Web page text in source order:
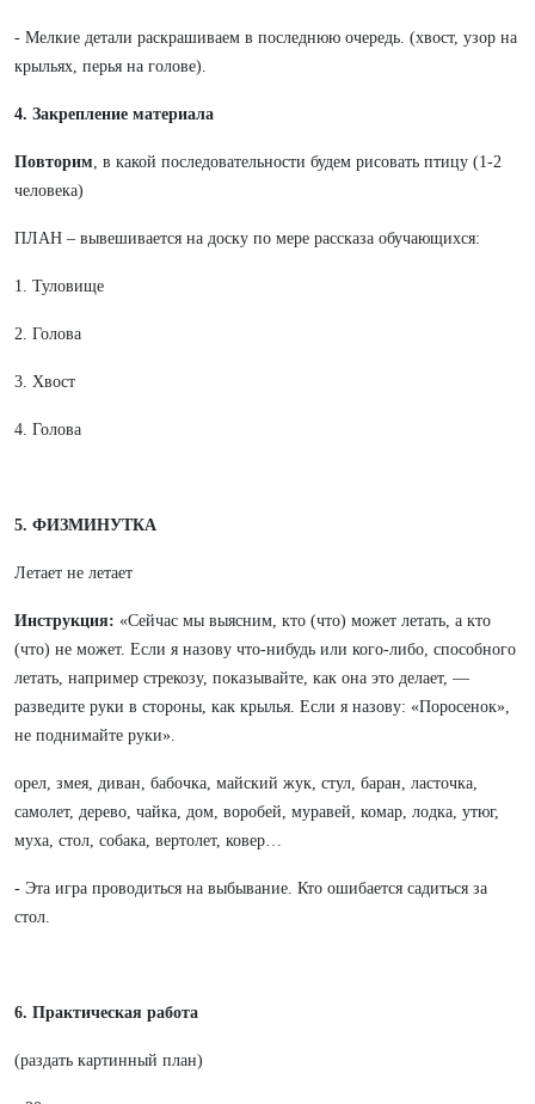
- Мелкие детали раскрашиваем в последнюю очередь. (хвост, узор на
крыльях, перья на голове).
4. Закрепление материала
Повторим, в какой последовательности будем рисовать птицу (1-2
человека)
ПЛАН – вывешивается на доску по мере рассказа обучающихся:
1. Туловище
2. Голова
3. Хвост
4. Голова
5. ФИЗМИНУТКА
Летает не летает
Инструкция: «Сейчас мы выясним, кто (что) может летать, а кто
(что) не может. Если я назову что-нибудь или кого-либо, способного
летать, например стрекозу, показывайте, как она это делает, —
разведите руки в стороны, как крылья. Если я назову: «Поросенок»,
не поднимайте руки».
орел, змея, диван, бабочка, майский жук, стул, баран, ласточка,
самолет, дерево, чайка, дом, воробей, муравей, комар, лодка, утюг,
муха, стол, собака, вертолет, ковер…
- Эта игра проводиться на выбывание. Кто ошибается садиться за
стол.
6. Практическая работа
(раздать картинный план)